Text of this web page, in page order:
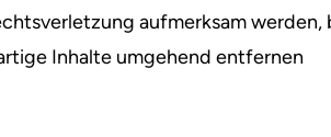
aufmerksam
Inhalte umgehend entfernen